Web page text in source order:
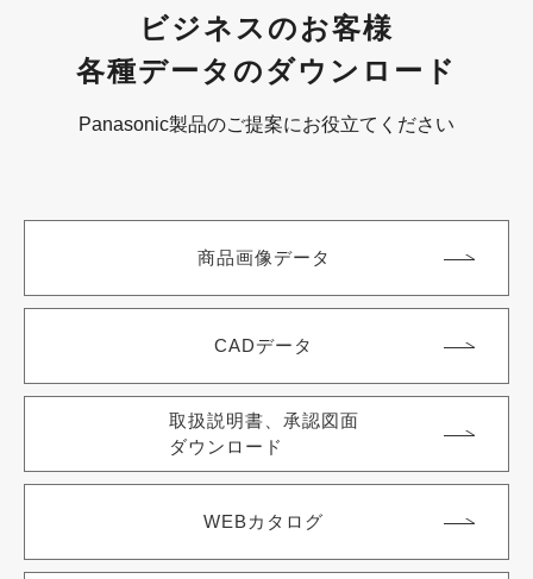
ビジネスのお客様
各種データのダウンロード
Panasonic製品のご提案にお役立てください
商品画像データ
CADデータ
取扱説明書、承認図面
ダウンロード
WEBカタログ